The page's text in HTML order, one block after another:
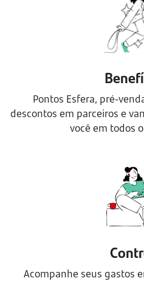
Pontos Esfera, pré-
descontos em parceiros e
você em todos
Acompanhe seus gastos